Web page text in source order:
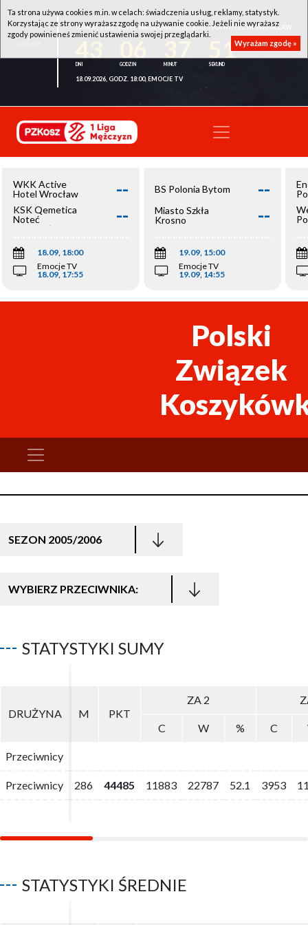
WKK ACTIVE HOTEL WROCŁAW - KSK QEMETICA NOTEĆ INOWROCŁAW
51
18.09.2026, GODZ. 18:00, EMOCJE TV
WKK Active
Hotel Wrocław
--
KSK Qemetica
Noteć
Inowrocław
--
18.09, 18:00
Emocje TV
18.09, 17:55
BS Polonia Bytom --
Miasto Szkła
Krosno
--
19.09, 15:00
Emocje TV
19.09, 14:55
Polski
Związek
SEZON 2005/2006
WYBIERZ PRZECIWNIKA:
STATYSTYKI SUMY
DRUŻYNA M PKT
ZA 2
C W % C
Przeciwnicy
Przeciwnicy 286 44485 11883 22787 52.1 3953
DRUŻYNA M PKT
ZA 2
C W % C
Przeciwnicy
Przeciwnicy 286 44485 11883 22787 52.1 3953
STATYSTYKI ŚREDNIE
Ta strona używa cookies m.in. w celach: świadczenia usług, reklamy, statystyk.
Korzystając ze strony wyrażasz zgodę na używanie cookie. Jeżeli nie wyrażasz
zgody powinieneś zmienić ustawienia swojej przeglądarki.
Wyrażam zgodę »